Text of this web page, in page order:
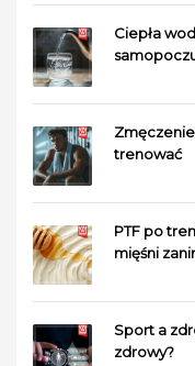
Ciepła
trenować
PTF po
mięśni
Sport a
zdrowy?